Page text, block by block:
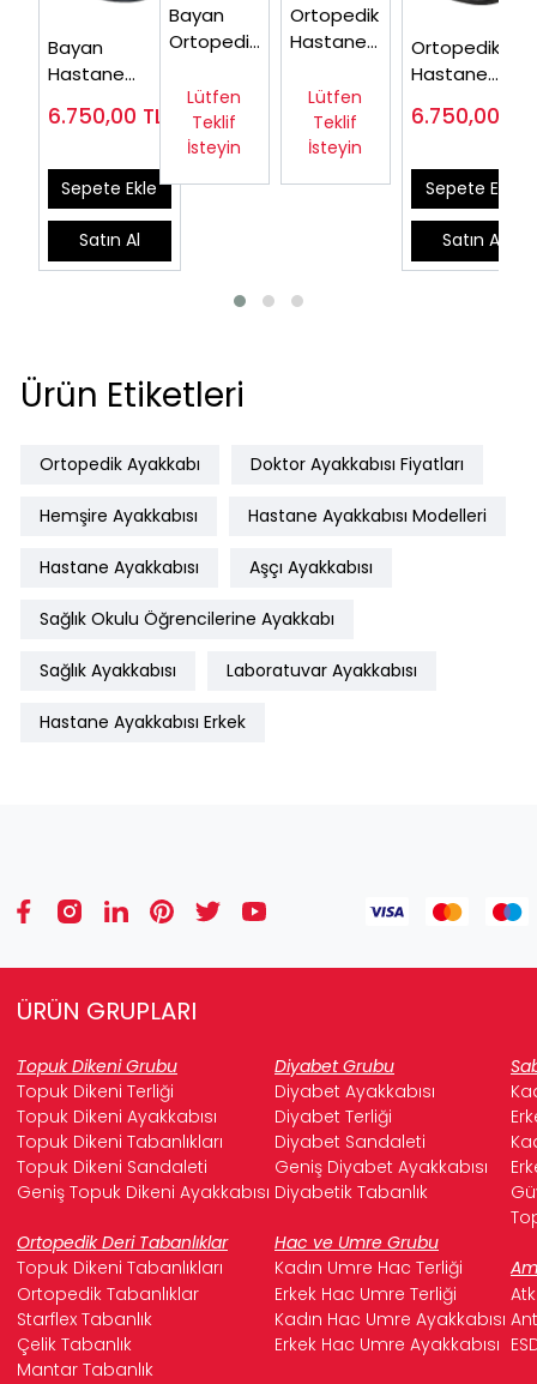
Bayan
Hastane
Ayakkabısı
ODY03L
6.750,00 TL
Sepete Ekle
Satın Al
Bayan
Ortopedik
Ayakkabısı
Lacivert
OD04L
Lütfen
Teklif
İsteyin
Ortopedik
Hastane
Bayan
Lacivert
OD02L
Lütfen
Teklif
İsteyin
Ortopedik
Hastane
Ayakkabısı
OD51LL
6.750,00
Sepete Ekle
Satın Al
Ürün Etiketleri
Ortopedik Ayakkabı Doktor Ayakkabısı Fiyatları
Hemşire Ayakkabısı Hastane Ayakkabısı Modelleri
Hastane Ayakkabısı Aşçı Ayakkabısı
Sağlık Okulu Öğrencilerine Ayakkabı
Sağlık Ayakkabısı Laboratuvar Ayakkabısı
Hastane Ayakkabısı Erkek
ÜRÜN GRUPLARI
Topuk Dikeni Grubu Diyabet Grubu
Topuk Dikeni Terliği
Diyabet Ayakkabısı
Topuk Dikeni Ayakkabısı
Diyabet Terliği
Topuk Dikeni Tabanlıkları
Diyabet Sandaleti
Topuk Dikeni Sandaleti
Geniş Diyabet Ayakkabısı
Geniş Topuk Dikeni Ayakkabısı Diyabetik Tabanlık
Ortopedik Deri Tabanlıklar
Hac ve Umre Grubu
Topuk Dikeni Tabanlıkları
Kadın Umre Hac Terliği
Ortopedik Tabanlıklar
Erkek Hac Umre Terliği
Starflex Tabanlık
Kadın Hac Umre Ayakkabısı
Çelik Tabanlık
Erkek Hac Umre Ayakkabısı
Mantar Tabanlık